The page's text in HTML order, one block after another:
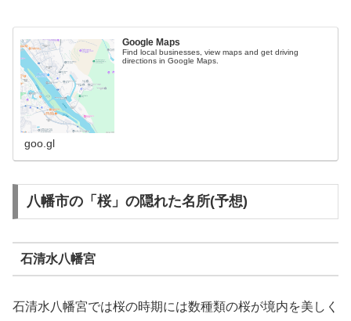
Google Maps
Find local businesses, view maps and get driving
directions in Google Maps.
goo.gl
八幡市の「桜」の隠れた名所(予想)
石清水八幡宮
石清水八幡宮では桜の時期には数種類の桜が境内を美しく